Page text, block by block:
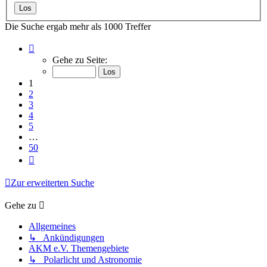
Die Suche ergab mehr als 1000 Treffer
von
Gehe zu Seite:
1
2
3
4
5
…
50
Zur erweiterten Suche
Gehe zu
Allgemeines
↳ Ankündigungen
AKM e.V. Themengebiete
↳ Polarlicht und Astronomie